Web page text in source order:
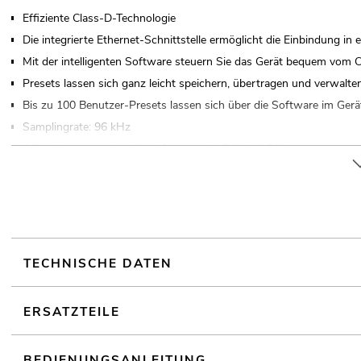
Effiziente Class-D-Technologie
Die integrierte Ethernet-Schnittstelle ermöglicht die Einbindung in
Mit der intelligenten Software steuern Sie das Gerät bequem vom
Presets lassen sich ganz leicht speichern, übertragen und
Bis zu 100 Benutzer-Presets lassen sich über die Software im
Samplingrate: 96 kHz
2 Betriebsarten einstellbar (Stereo oder Brücke/100V)
Sehr geringes Gewicht und kompakte Bauhöhe durch integriertes
Wählbare Filtertypen pro Equalizer: Bell, High Shelf, Low Shelf,
Zusätzlich bis zu 48 dB/Oktave in den Ausgängen mit Linkwitz-
2 Ethernet-Schnittstellen für einfaches Verkabeln
(19") 48,3 cm Rackeinbau 2 HE
TECHNISCHE DATEN
ERSATZTEILE